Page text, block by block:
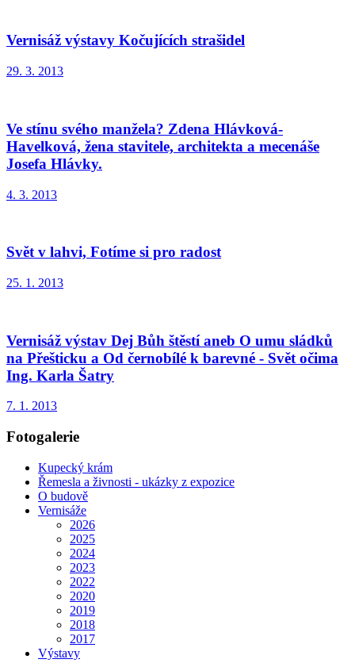
Vernisáž výstavy Kočujících strašidel
29. 3. 2013
Ve stínu svého manžela? Zdena Hlávková-
Havelková, žena stavitele, architekta a mecenáše
Josefa Hlávky.
4. 3. 2013
Svět v lahvi, Fotíme si pro radost
25. 1. 2013
Vernisáž výstav Dej Bůh štěstí aneb O umu sládků
na Přešticku a Od černobílé k barevné - Svět očima
Ing. Karla Šatry
7. 1. 2013
Fotogalerie
Kupecký krám
Řemesla a živnosti - ukázky z expozice
O budově
Vernisáže
2026
2025
2024
2023
2022
2020
2019
2018
2017
Výstavy